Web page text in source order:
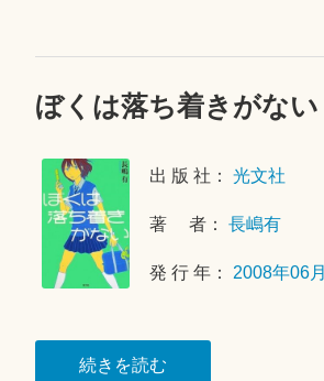
ぼくは落ち着きがない
出 版 社：光文社
著 者：長嶋有
発 行 年： 2008年06月
続きを読む“ぼ